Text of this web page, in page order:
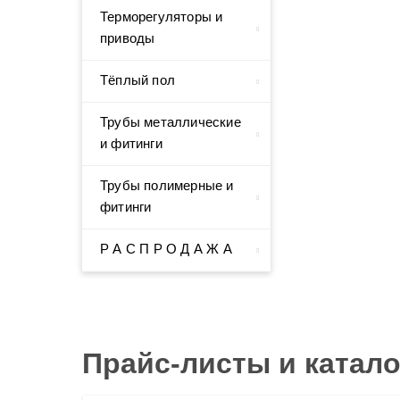
Терморегуляторы и
приводы
Тёплый пол
Трубы металлические
и фитинги
Трубы полимерные и
фитинги
Р А С П Р О Д А Ж А
Прайс-листы и